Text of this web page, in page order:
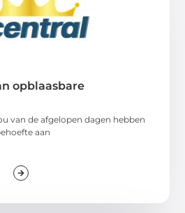
opblaasbare
van de afgelopen dagen hebben
aan